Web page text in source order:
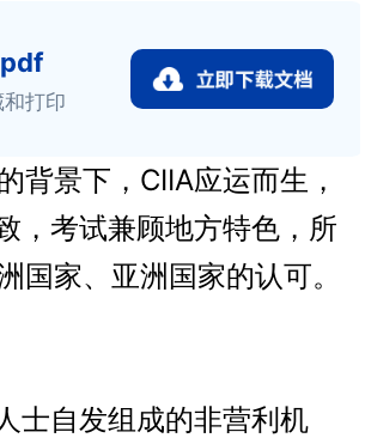
打印
景下，CIIA应运而生，
，考试兼顾地方特色，所
国家、亚洲国家的认可。
自发组成的非营利机